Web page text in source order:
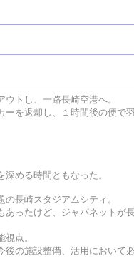
トし、一路長崎空港へ。
を返却し、１時間後の便で羽
める時間ともなった。
長崎スタジアムシティ。
ったけど、ジャパネットが
点。
の施設整備、活用において